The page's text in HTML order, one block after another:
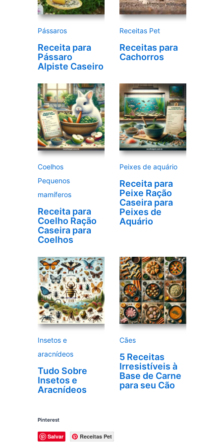
d
e
Pássaros
Receita para
Pássaro
Alpiste Caseiro
Receitas Pet
Receitas para
Cachorros
Coelhos
Pequenos
mamíferos
Receita para
Coelho Ração
Caseira para
Coelhos
Peixes de aquário
Receita para
Peixe Ração
Caseira para
Peixes de
Aquário
Insetos e
aracnídeos
Tudo Sobre
Insetos e
Aracnídeos
Cães
5 Receitas
Irresistíveis à
Base de Carne
para seu Cão
Pinterest
Salvar Receitas Pet